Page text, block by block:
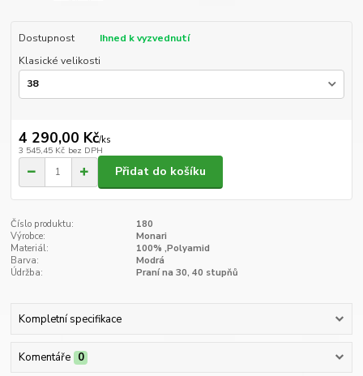
Dostupnost
Ihned k vyzvednutí
Klasické velikosti
4 290,00 Kč/ks
3 545,45 Kč bez DPH
Přidat do košíku
Číslo produktu:
180
Výrobce:
Monari
Materiál:
100% ,Polyamid
Barva:
Modrá
Údržba:
Praní na 30, 40 stupňů
Kompletní specifikace
Komentáře 0